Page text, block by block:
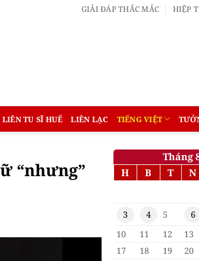
GIẢI ĐÁP THẮC MẮC HIỆP
LIÊN TU SĨ HUẾ LIÊN LẠC TIẾNG VIỆT
“nhưng”
Tháng
H
B T N
3
4 5 6
10
11 12 13
17
18 19 20